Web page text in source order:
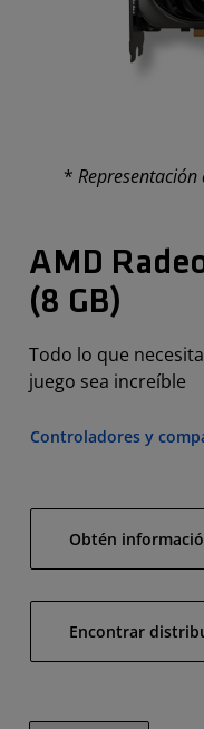
*
AMD
(8 GB)
Todo lo que
juego sea increíble
Controladores y
Obtén
Encontrar